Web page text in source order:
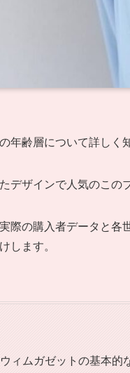
年齢層について詳しく
デザインで人気のこの
際の購入者データと各
します。
ィムガゼットの基本的